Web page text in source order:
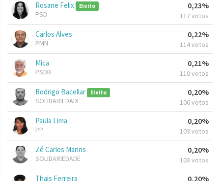
Rosane Felix Eleito
PSD
0,23%
117 votos
Carlos Alves
PMN
0,22%
114 votos
Mica
PSDB
0,21%
110 votos
Rodrigo Bacellar Eleito
SOLIDARIEDADE
0,20%
106 votos
Paula Lima
PP
0,20%
103 votos
Zé Carlos Marins
SOLIDARIEDADE
0,20%
103 votos
Thais Ferreira 0,20%